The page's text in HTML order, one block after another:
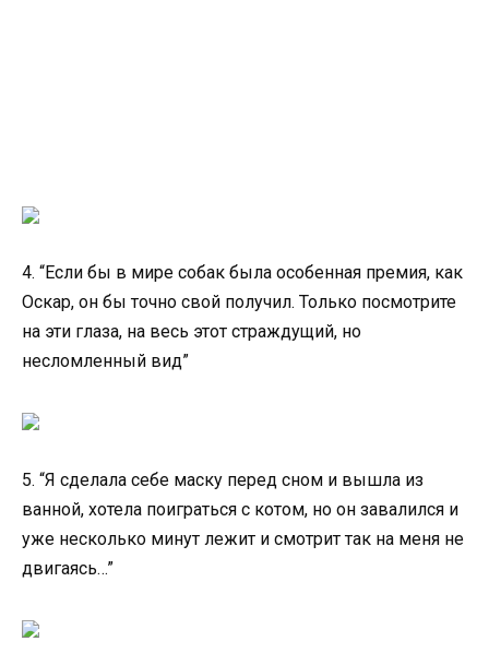
4. “Если бы в мире собак была особенная премия, как
Оскар, он бы точно свой получил. Только посмотрите
на эти глаза, на весь этот страждущий, но
несломленный вид”
5. “Я сделала себе маску перед сном и вышла из
ванной, хотела поиграться с котом, но он завалился и
уже несколько минут лежит и смотрит так на меня не
двигаясь…”